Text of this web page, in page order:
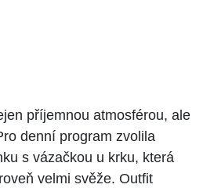
příjemnou atmosférou, ale
denní program zvolila
s vázačkou u krku, která
velmi svěže. Outfit